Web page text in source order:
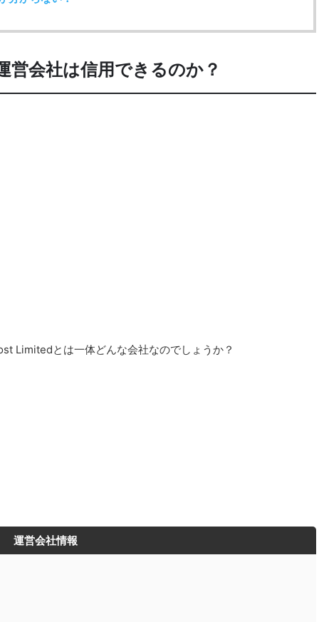
営会社は信用できるのか？
Limitedとは一体どんな会社なのでしょうか？
運営会社情報